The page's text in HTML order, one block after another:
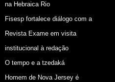
na Hebraica Rio
Fisesp fortalece diálogo com a
Revista Exame em visita
institucional à redação
O tempo e a tzedaká
Homem de Nova Jersey é